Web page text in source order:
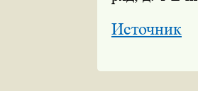
Источник